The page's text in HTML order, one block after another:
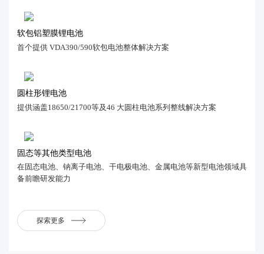
软包铝塑膜锂电池
首个提供 VDA390/590软包电池整体解决方案
圆柱形锂电池
提供涵盖18650/21700等及46 大圆柱电池系列整线解决方案
固态等其他类型电池
在固态电池、钠离子电池、干电极电池、金属电池等新型电池领域具
备前瞻研发能力
探索更多